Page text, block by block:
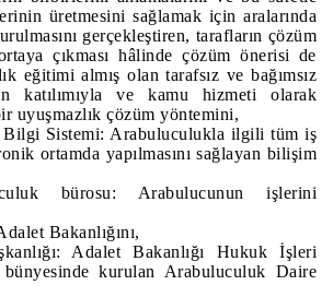
üretmesini sağlamak için aralarında
gerçekleştiren, tarafların çözüm
çıkması hâlinde çözüm önerisi de
eğitimi almış olan tarafsız ve bağımsız
katılımıyla ve kamu hizmeti olarak
uyuşmazlık çözüm yöntemini,
Bilgi Sistemi: Arabuluculukla ilgili tüm iş
ortamda yapılmasını sağlayan bilişim
bürosu: Arabulucunun işlerini
Bakanlığını,
Adalet Bakanlığı Hukuk İşleri
kurulan Arabuluculuk Daire